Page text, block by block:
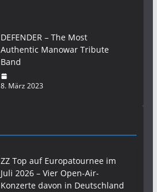
DEFENDER – The Most
Authentic Manowar Tribute
Band
8. März 2023
ZZ Top auf Europatournee im
Juli 2026 – Vier Open-Air-
Konzerte davon in Deutschland